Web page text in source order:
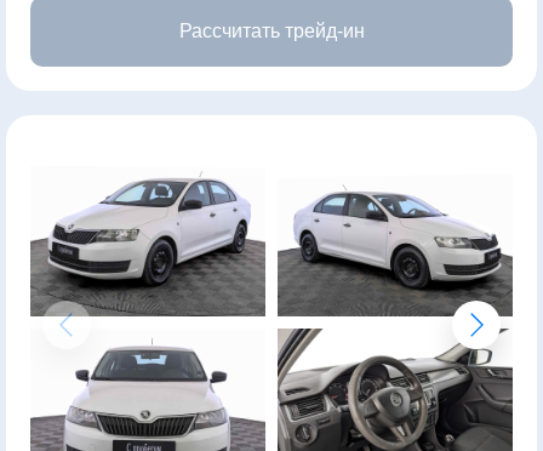
Рассчитать трейд-ин